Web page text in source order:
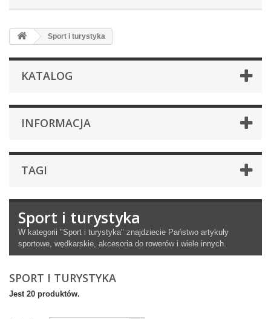
Sport i turystyka
KATALOG
INFORMACJA
TAGI
Sport i turystyka
W kategorii "Sport i turystyka" znajdziecie Państwo artykuły
sportowe, wędkarskie, akcesoria do rowerów i wiele innych.
SPORT I TURYSTYKA
Jest 20 produktów.